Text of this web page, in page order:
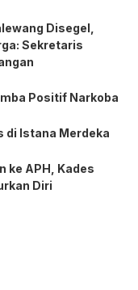
Disegel,
Sekretaris
Positif Narkoba
di Istana Merdeka
ke APH, Kades
Diri